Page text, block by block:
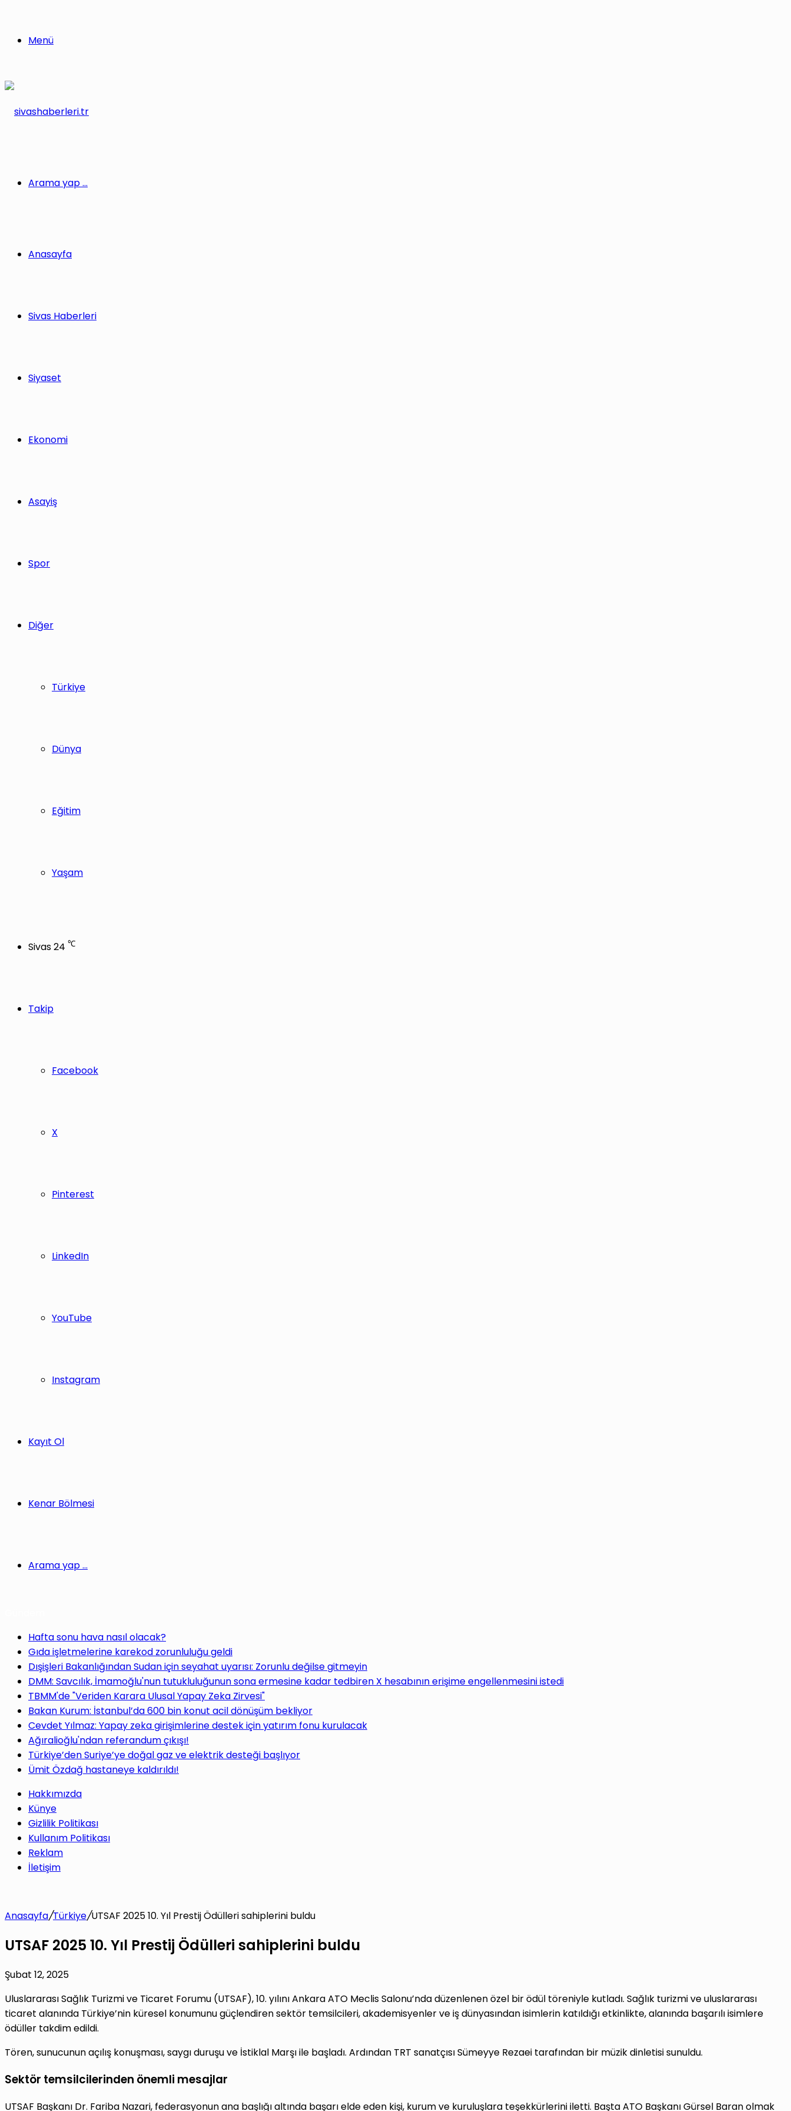
Menü
Arama yap ...
Anasayfa
Sivas Haberleri
Siyaset
Ekonomi
Asayiş
Spor
Diğer
Türkiye
Dünya
Eğitim
Yaşam
Sivas24 ℃
Takip
Facebook
X
Pinterest
LinkedIn
YouTube
Instagram
Kayıt Ol
Kenar Bölmesi
Arama yap ...
Hafta sonu hava nasıl olacak?
Gıda işletmelerine karekod zorunluluğu geldi
Dışişleri Bakanlığından Sudan için seyahat uyarısı: Zorunlu değilse gitmeyin
DMM: Savcılık, İmamoğlu'nun tutukluluğunun sona ermesine kadar tedbiren X hesabının erişime engellenmesini istedi
TBMM'de "Veriden Karara Ulusal Yapay Zeka Zirvesi"
Bakan Kurum: İstanbul’da 600 bin konut acil dönüşüm bekliyor
Cevdet Yılmaz: Yapay zeka girişimlerine destek için yatırım fonu kurulacak
Ağıralioğlu'ndan referandum çıkışı!
Türkiye’den Suriye’ye doğal gaz ve elektrik desteği başlıyor
Ümit Özdağ hastaneye kaldırıldı!
Hakkımızda
Künye
Gizlilik Politikası
Kullanım Politikası
Reklam
İletişim
Anasayfa/Türkiye/UTSAF 2025 10. Yıl Prestij Ödülleri sahiplerini buldu
UTSAF 2025 10. Yıl Prestij Ödülleri sahiplerini buldu
Şubat 12, 2025
Uluslararası Sağlık Turizmi ve Ticaret Forumu (UTSAF), 10. yılını Ankara ATO Meclis Salonu’nda düzenlenen özel bir ödül töreniyle kutladı. Sağlık turizmi ve uluslararası
ticaret alanında Türkiye’nin küresel konumunu güçlendiren sektör temsilcileri, akademisyenler ve iş dünyasından isimlerin katıldığı etkinlikte, alanında başarılı isimlere
ödüller takdim edildi.
Tören, sunucunun açılış konuşması, saygı duruşu ve İstiklal Marşı ile başladı. Ardından TRT sanatçısı Sümeyye Rezaei tarafından bir müzik dinletisi sunuldu.
Sektör temsilcilerinden önemli mesajlar
UTSAF Başkanı Dr. Fariba Nazari, federasyonun ana başlığı altında başarı elde eden kişi, kurum ve kuruluşlara teşekkürlerini iletti. Başta ATO Başkanı Gürsel Baran olmak